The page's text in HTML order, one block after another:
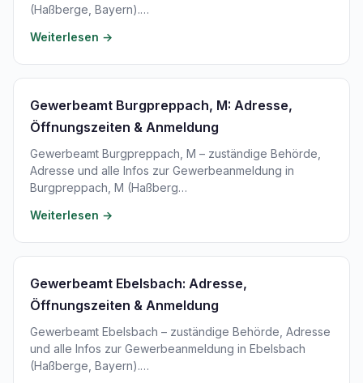
(Haßberge, Bayern).…
Weiterlesen →
Gewerbeamt Burgpreppach, M: Adresse,
Öffnungszeiten & Anmeldung
Gewerbeamt Burgpreppach, M – zuständige Behörde,
Adresse und alle Infos zur Gewerbeanmeldung in
Burgpreppach, M (Haßberg…
Weiterlesen →
Gewerbeamt Ebelsbach: Adresse,
Öffnungszeiten & Anmeldung
Gewerbeamt Ebelsbach – zuständige Behörde, Adresse
und alle Infos zur Gewerbeanmeldung in Ebelsbach
(Haßberge, Bayern).…